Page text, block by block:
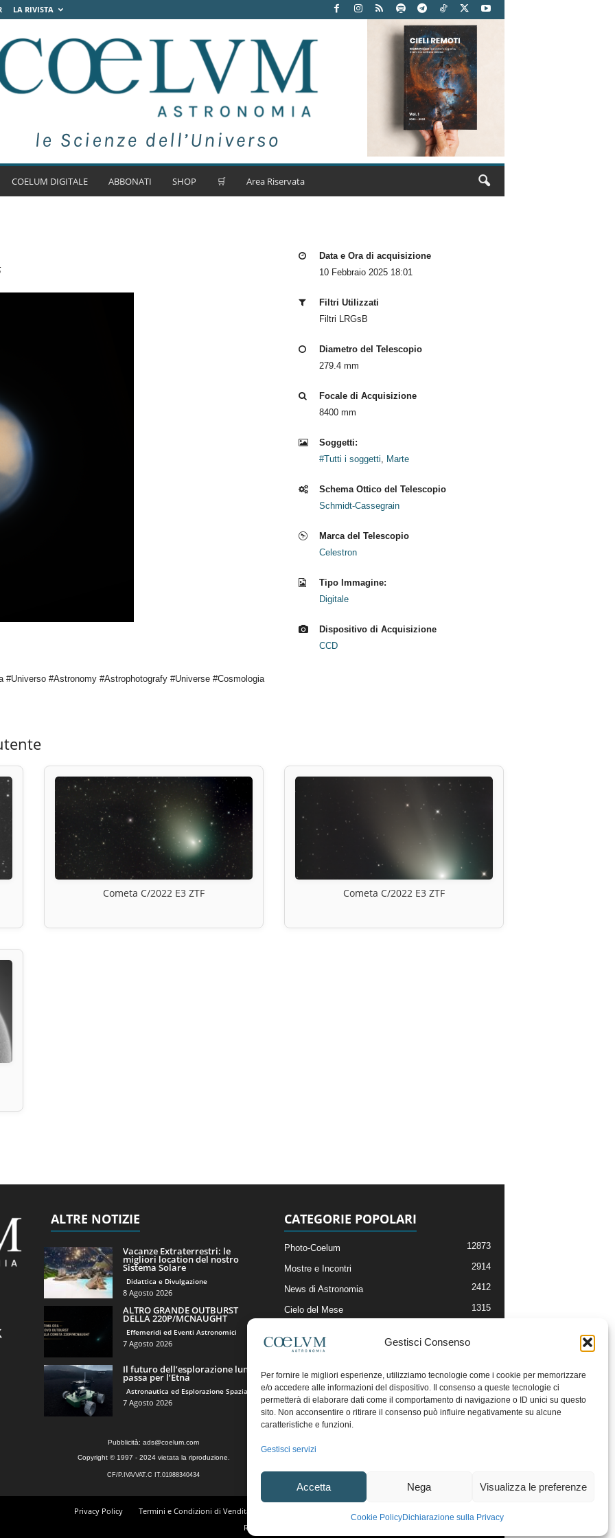
Gestisci Consenso
Per fornire le migliori esperienze, utilizziamo tecnologie come i cookie per memorizzare
e/o accedere alle informazioni del dispositivo. Il consenso a queste tecnologie ci
permetterà di elaborare dati come il comportamento di navigazione o ID unici su questo
sito. Non acconsentire o ritirare il consenso può influire negativamente su alcune
caratteristiche e funzioni.
Gestisci servizi
Accetta Nega Visualizza le preferenze
Cookie PolicyDichiarazione sulla Privacy
LA RIVISTA
COELUM DIGITALE ABBONATI SHOP 🛒 Area Riservata
#Astronomy #Astrophotografy #Universe #Cosmologia
Data e Ora di acquisizione
10 Febbraio 2025 18:01
Filtri Utilizzati
Filtri LRGsB
Diametro del Telescopio
279.4 mm
Focale di Acquisizione
8400 mm
Soggetti:
#Tutti i soggetti, Marte
Schema Ottico del Telescopio
Schmidt-Cassegrain
Marca del Telescopio
Celestron
Tipo Immagine:
Digitale
Dispositivo di Acquisizione
CCD
Cometa C/2022 E3 ZTF Cometa C/2022 E3 ZTF
ALTRE NOTIZIE
Vacanze Extraterrestri: le
migliori location del nostro
Sistema Solare
Didattica e Divulgazione
8 Agosto 2026
ALTRO GRANDE OUTBURST
DELLA 220P/MCNAUGHT
Effemeridi ed Eventi Astronomici
7 Agosto 2026
Il futuro dell’esplorazione lunare
passa per l’Etna
Astronautica ed Esplorazione Spaziale
7 Agosto 2026
CATEGORIE POPOLARI
Photo-Coelum 12873
Mostre e Incontri 2914
News di Astronomia 2412
Cielo del Mese 1315
Articoli e Risorse On-Line
Il Blog della Redazione
Pubblicità: ads@coelum.com
Copyright © 1997 - 2024 vietata la riproduzione.
CF/P.IVA/VAT.C IT.01988340434
Privacy Policy Termini e Condizioni di Vendita
Regolamento Community e Aree di Discussione